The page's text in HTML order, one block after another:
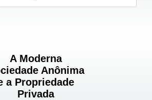
A Moderna
Anônima
a Propriedade
Privada